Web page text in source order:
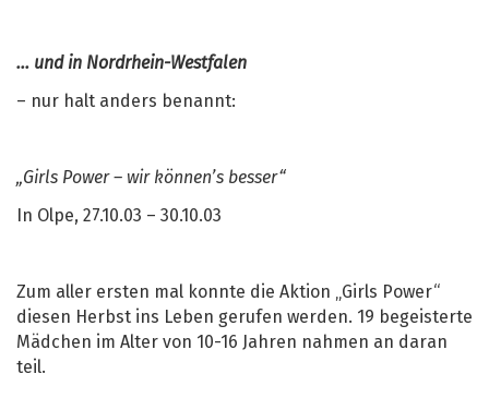
... und in Nordrhein-Westfalen
– nur halt anders benannt:
„Girls Power – wir können’s besser“
In Olpe, 27.10.03 – 30.10.03
Zum aller ersten mal konnte die Aktion „Girls Power“
diesen Herbst ins Leben gerufen werden. 19 begeisterte
Mädchen im Alter von 10-16 Jahren nahmen an daran
teil.